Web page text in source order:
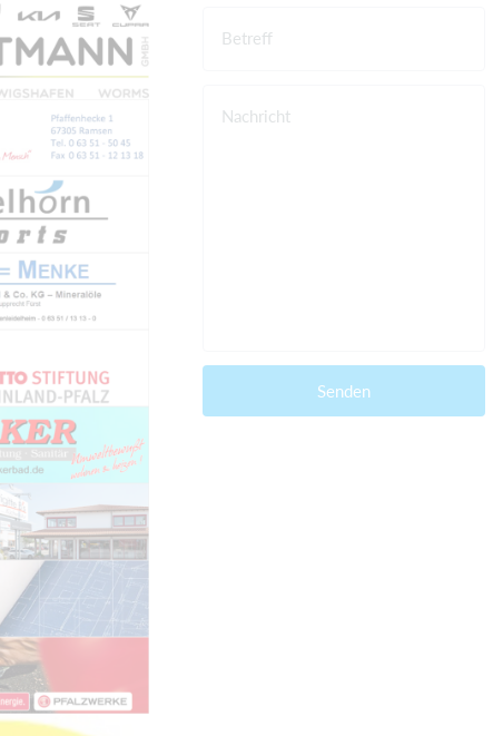
Betreff
Nachricht
Senden